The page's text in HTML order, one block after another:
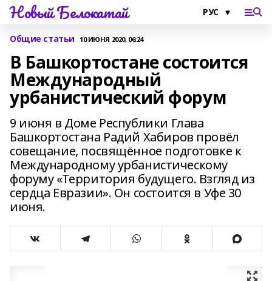
Новый Белокатай
Общие статьи 10 ИЮНЯ 2020, 06:24
В Башкортостане состоится
Международный
урбанистический форум
9 июня в Доме Республики Глава
Башкортостана Радий Хабиров провёл
совещание, посвящённое подготовке к
Международному урбанистическому
форуму «Территория будущего. Взгляд из
сердца Евразии». Он состоится в Уфе 30
июня.